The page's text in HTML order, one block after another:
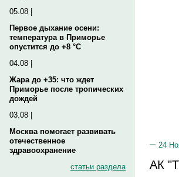
05.08 |
Первое дыхание осени:
температура в Приморье
опустится до +8 °C
04.08 |
Жара до +35: что ждет
Приморье после тропических
дождей
03.08 |
Москва помогает развивать
отечественное
здравоохранение
статьи раздела
24
АК